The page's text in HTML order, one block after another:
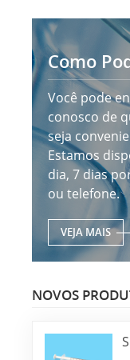
Como
Você pode
conosco de
seja
Estamos
dia, 7 dias
ou telefone.
VEJA MAIS
NOVOS